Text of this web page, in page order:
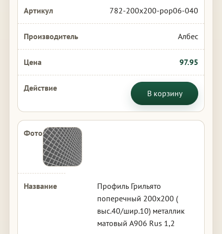
782-200x200-pop06-040
Албес
97.95
В корзину
Профиль Грильято
поперечный 200х200 (
выс.40/шир.10) металлик
матовый А906 Rus 1,2